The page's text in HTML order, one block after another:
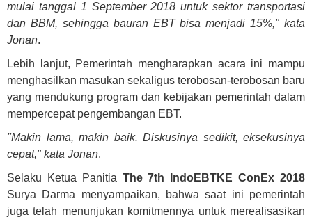
mulai tanggal 1 September 2018 untuk sektor transportasi
dan BBM, sehingga bauran EBT bisa menjadi 15%," kata
Jonan.
Lebih lanjut, Pemerintah mengharapkan acara ini mampu
menghasilkan masukan sekaligus terobosan-terobosan baru
yang mendukung program dan kebijakan pemerintah dalam
mempercepat pengembangan EBT.
"Makin lama, makin baik. Diskusinya sedikit, eksekusinya
cepat," kata Jonan.
Selaku Ketua Panitia The 7th IndoEBTKE ConEx 2018
Surya Darma menyampaikan, bahwa saat ini pemerintah
juga telah menunjukan komitmennya untuk merealisasikan